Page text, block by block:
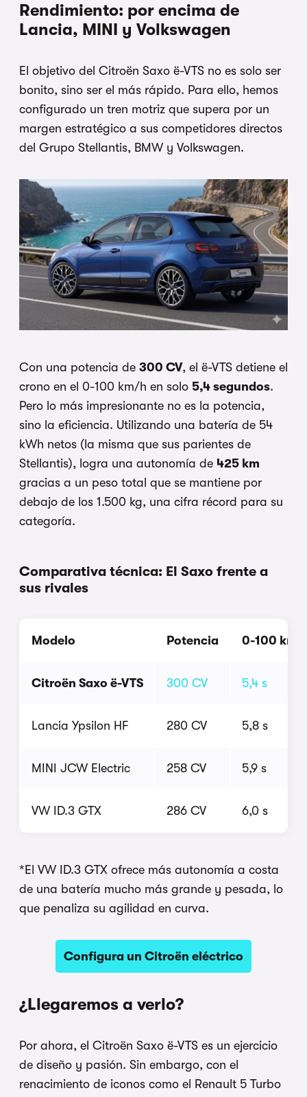
Rendimiento: por encima de
Lancia, MINI y Volkswagen
El objetivo del Citroën Saxo ë-VTS no es solo ser
bonito, sino ser el más rápido. Para ello, hemos
configurado un tren motriz que supera por un
margen estratégico a sus competidores directos
del Grupo Stellantis, BMW y Volkswagen.
Con una potencia de 300 CV, el ë-VTS detiene el
crono en el 0-100 km/h en solo 5,4 segundos.
Pero lo más impresionante no es la potencia,
sino la eficiencia. Utilizando una batería de 54
kWh netos (la misma que sus parientes de
Stellantis), logra una autonomía de 425 km
gracias a un peso total que se mantiene por
debajo de los 1.500 kg, una cifra récord para su
categoría.
Comparativa técnica: El Saxo frente a
sus rivales
Modelo Potencia 0-100 km/
Citroën Saxo ë-VTS 300 CV 5,4 s
Lancia Ypsilon HF 280 CV 5,8 s
MINI JCW Electric 258 CV 5,9 s
VW ID.3 GTX 286 CV 6,0 s
*El VW ID.3 GTX ofrece más autonomía a costa
de una batería mucho más grande y pesada, lo
que penaliza su agilidad en curva.
Configura un Citroën eléctrico
¿Llegaremos a verlo?
Por ahora, el Citroën Saxo ë-VTS es un ejercicio
de diseño y pasión. Sin embargo, con el
renacimiento de iconos como el Renault 5 Turbo